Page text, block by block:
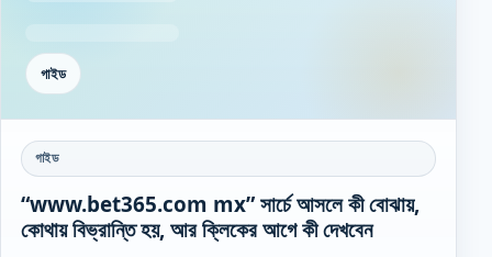
গাইড
গাইড
“www.bet365.com mx” সার্চে আসলে কী বোঝায়,
কোথায় বিভ্রান্তি হয়, আর ক্লিকের আগে কী দেখবেন